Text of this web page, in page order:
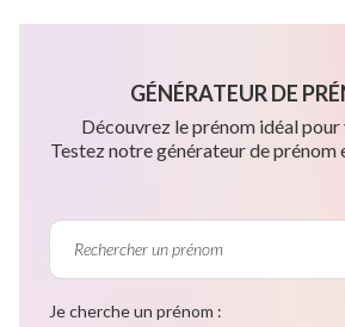
GÉNÉRATEUR DE
Découvrez le prénom idéal
Testez notre générateur de prénom
Je cherche un prénom :